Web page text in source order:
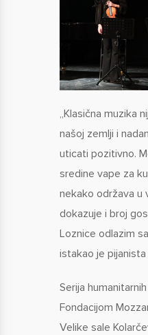
„Klasična muzika
našoj zemlji i
uticati pozitivno.
sredine vape za
nekako održava u
dokazuje i broj
Loznice odlazim
istakao je
Serija
Fondacijom
Velike sale